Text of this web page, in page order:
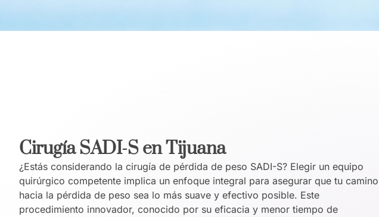
Cirugía SADI-S en Tijuana
¿Estás considerando la cirugía de pérdida de peso SADI-S? Elegir un equipo
quirúrgico competente implica un enfoque integral para asegurar que tu camino
hacia la pérdida de peso sea lo más suave y efectivo posible. Este
procedimiento innovador, conocido por su eficacia y menor tiempo de